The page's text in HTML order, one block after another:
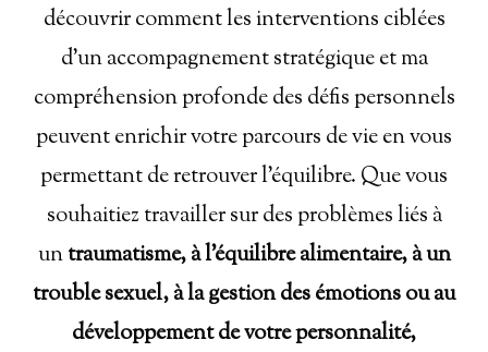
découvrir comment les interventions ciblées
d’un accompagnement stratégique et ma
compréhension profonde des défis personnels
peuvent enrichir votre parcours de vie en vous
permettant de retrouver l’équilibre. Que vous
souhaitiez travailler sur des problèmes liés à
untraumatisme, à l'équilibre alimentaire, à un
trouble sexuel, à la gestion des émotions ou au
développement de votre personnalité,